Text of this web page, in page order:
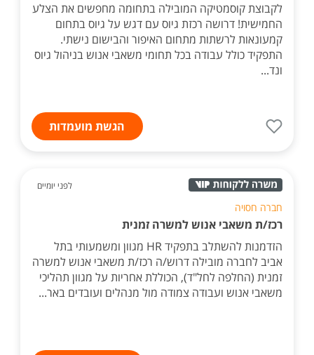
לקבוצת קוסמטיקה המובילה בתחומה מחפשים את הצלע
החמישית! דרושה רכזת גיוס עם דגש על גיוס בתחום
קמעונאות לרשתות מתחום האיפור והבישום נישתי.
התפקיד כולל עבודה בכל תחומי משאבי אנוש בניהול גיוס
ונד...
הגשת מועמדות
לפני יומיים
חברה חסויה
רכז/ת משאבי אנוש למשרה זמנית
הזדמנות להשתלב בתפקיד HR מגוון ומשמעותי בתל
אביב לחברה מובילה דרוש/ה רכז/ת משאבי אנוש למשרה
זמנית (החלפה לחל"ד), הכוללת אחריות על מגוון תהליכי
משאבי אנוש ועבודה צמודה מול מנהלים ועובדים באר...